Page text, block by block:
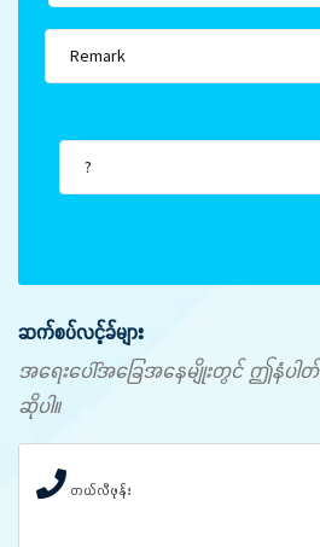
ဆက်စပ်လင့်ခ်များ
အရေးပေါ်အခြေအနေမျိုးတွင် ဤနံပါတ်
ဆိုပါ။
တယ်လီဖုန်း